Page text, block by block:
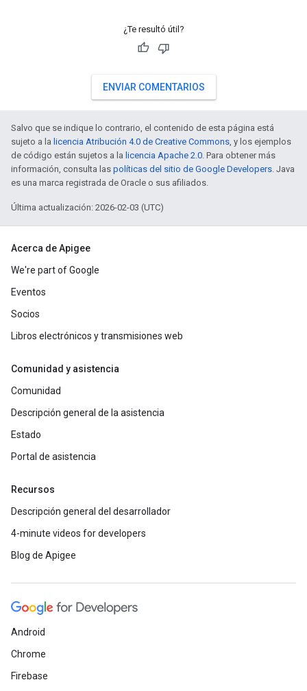
¿Te resultó útil?
ENVIAR COMENTARIOS
Salvo que se indique lo contrario, el contenido de esta página está
sujeto a la licencia Atribución 4.0 de Creative Commons, y los ejemplos
de código están sujetos a la licencia Apache 2.0. Para obtener más
información, consulta las políticas del sitio de Google Developers. Java
es una marca registrada de Oracle o sus afiliados.
Última actualización: 2026-02-03 (UTC)
Acerca de Apigee
We're part of Google
Eventos
Socios
Libros electrónicos y transmisiones web
Comunidad y asistencia
Comunidad
Descripción general de la asistencia
Estado
Portal de asistencia
Recursos
Descripción general del desarrollador
4-minute videos for developers
Blog de Apigee
Android
Chrome
Firebase